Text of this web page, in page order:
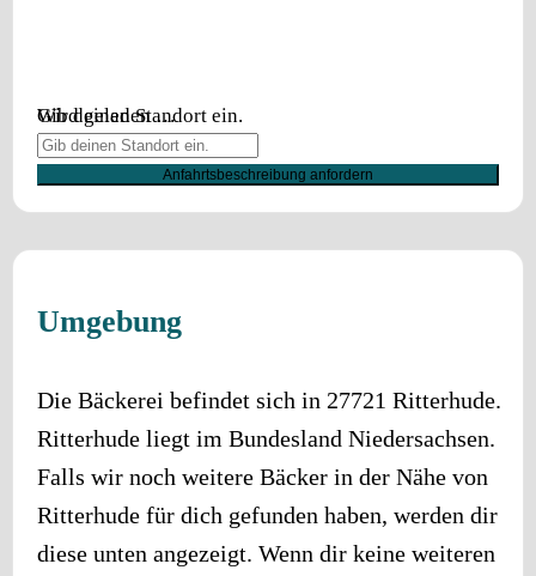
Wird geladen …
Gib deinen Standort ein.
Anfahrtsbeschreibung anfordern
Umgebung
Die Bäckerei befindet sich in 27721 Ritterhude.
Ritterhude liegt im Bundesland Niedersachsen.
Falls wir noch weitere Bäcker in der Nähe von
Ritterhude für dich gefunden haben, werden dir
diese unten angezeigt. Wenn dir keine weiteren